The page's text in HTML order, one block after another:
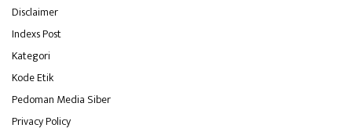
Disclaimer
Indexs Post
Kategori
Kode Etik
Pedoman Media Siber
Privacy Policy